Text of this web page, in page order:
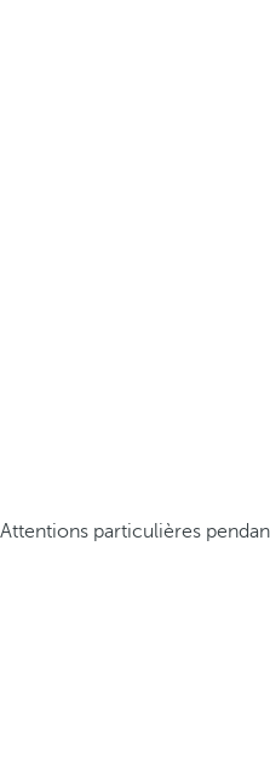
Attentions particulières